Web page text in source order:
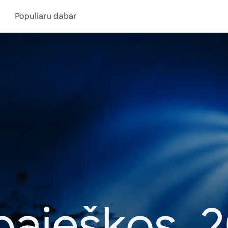
Populiaru dabar